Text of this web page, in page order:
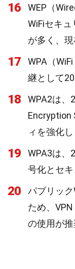
16
WEP（
WiFiセキ
が多く、
17
WPA（
継として
18
WPA2は、
Encryption
ィを強化し
19
WPA3は、
号化とセキ
20
パブリッ
ため、
の使用が推